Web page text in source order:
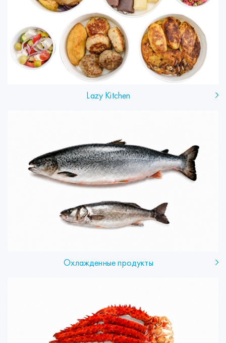
Lazy Kitchen
Охлажденные продукты